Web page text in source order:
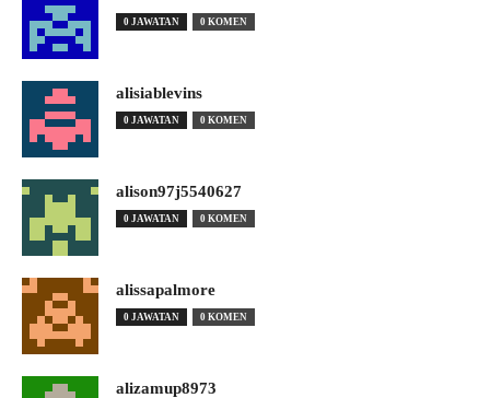
0 JAWATAN 0 KOMEN
alisiablevins
0 JAWATAN 0 KOMEN
alison97j5540627
0 JAWATAN 0 KOMEN
alissapalmore
0 JAWATAN 0 KOMEN
alizamup8973